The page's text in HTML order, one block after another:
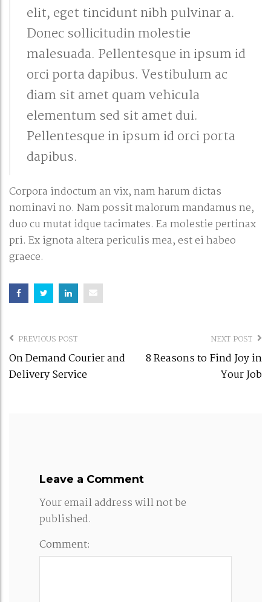
elit, eget tincidunt nibh pulvinar a.
Donec sollicitudin molestie
malesuada. Pellentesque in ipsum id
orci porta dapibus. Vestibulum ac
diam sit amet quam vehicula
elementum sed sit amet dui.
Pellentesque in ipsum id orci porta
dapibus.
Corpora indoctum an vix, nam harum dictas
nominavi no. Nam possit malorum mandamus ne,
duo cu mutat idque tacimates. Ea molestie pertinax
pri. Ex ignota altera periculis mea, est ei habeo
graece.
navigation
PREVIOUS POST
On Demand Courier and
Delivery Service
NEXT POST
8 Reasons to Find Joy in
Your Job
Leave a Comment
Your email address will not be
published.
Comment: